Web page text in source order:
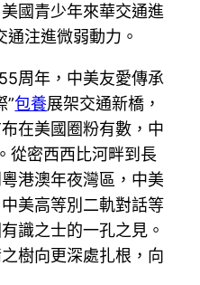
國青少年來華交通進
通注進微弱動力。
周年，中美友愛傳承
”包養展架交通新橋，
在美國圈粉有數，中
從密西西比河畔到長
港澳年夜灣區，中美
美高等別二軌對話等
識之士的一孔之見。
樹向更深處扎根，向